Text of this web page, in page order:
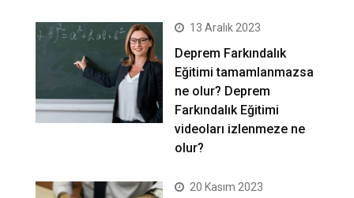
13 Aralık 2023
Deprem Farkındalık
Eğitimi tamamlanmazsa
ne olur? Deprem
Farkındalık Eğitimi
videoları izlenmeze ne
olur?
20 Kasım 2023